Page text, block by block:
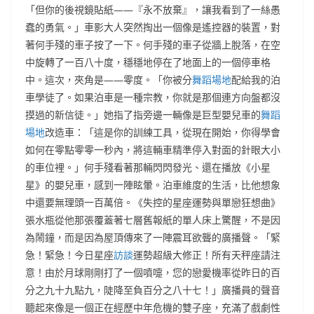
「但你的後視鏡貼紙——『永不放棄』，讓我看到了一絲愚
蠢的勇氣。」車影大人突然掏出一個像是遙控器的裝置，對
著何手殘的車子按了一下。何手殘的車子從牆上脫落，在空
中旋轉了一百八十度，穩穩地停在了地面上的一個停車格
中。這次，夾角是——零度。「你被分舞蹈場地配給我的泊
車學徒了。如果泊車是一種宗教，你就是那個連方向盤都沒
摸過的新信徒。」她指了指旁邊一輛像是巨型嬰兒車的舞蹈
場地改造車：「這是你的訓練工具，從現在開始，你得學會
如何在零點零零一秒內，將這輛車精準停入對面的針眼大小
的車位裡。」何手殘看著那輛閃閃發光、還在播放《小星
星》的嬰兒車，感到一陣眩暈。泊車維度的生活，比他想象
中還要無理頭一百萬倍。《失控的星座運勢與單戀狂想曲》
張水瓶從他那張覆蓋著七層舊報紙的單人床上驚醒，不是因
為鬧鐘，而是因為屋頂傳來了一陣震耳欲聾的廣播聲。「緊
急！緊急！今日星座訪談運勢超級大修正！所有天秤座請注
意！由於月球剛剛打了一個噴嚏，您的戀愛機率從昨日的百
分之九十九點九，陡降至負百分之八十七！」廣播員的聲音
聽起來像是一個正在經歷中年危機的雙子座，充滿了戲劇性